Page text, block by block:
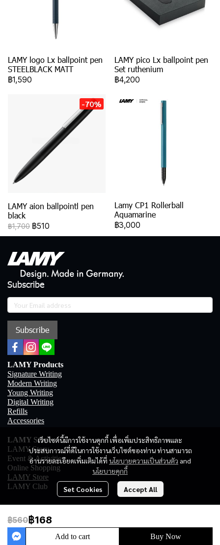
LAMY logo Lx ballpoint pen
STEELBLACK MATT
฿1,590
LAMY pico Lx ballpoint pen
Set ruthenium
฿4,200
-70%
LAMY aion ballpointl pen
black
฿1,700 ฿510
Lamy CP1 Rollerball
Aquamarine
฿3,000
฿560฿168
Add to cart Buy Now
เว็บไซต์นี้มีการใช้งานคุกกี้ เพื่อเพิ่มประสิทธิภาพและ
ประสบการณ์ที่ดีในการใช้งานเว็บไซต์ของท่าน ท่านสามารถ
อ่านรายละเอียดเพิ่มเติมได้ที่ นโยบายความเป็นส่วนตัว and
นโยบายคุกกี้
Set Cookies Accept All
Subscribe
Subscribe
LAMY Products
Signature Writing
Modern Writing
Young Writing
Digital Writing
Refills
Accessories
LAMY Store
LAMY Story
Event & Activities
Online Shopping
LAMY Store
LAMY Club
Copyright 2023 | All Rights Reserved | Powered by MWE